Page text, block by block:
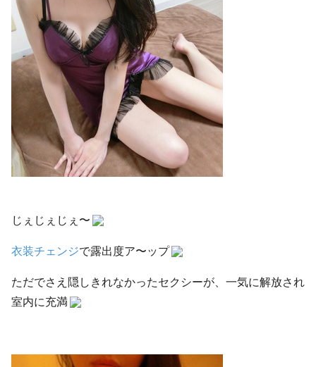
じぇじぇじぇ〜
衣装チェンジで露出度ア〜ップ
ただでさえ隠しきれなかったセクシーが、一気に解放され
室内に充満